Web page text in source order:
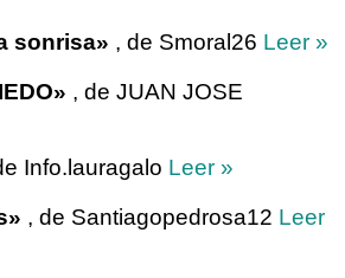
sonrisa» , de Smoral26 Leer »
, de JUAN JOSE
Info.lauragalo Leer »
, de Santiagopedrosa12 Leer